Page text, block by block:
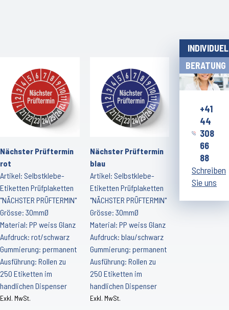
Nächster Prüftermin
rot
Artikel: Selbstklebe-
Etiketten Prüfplaketten
"NÄCHSTER PRÜFTERMIN"
Grösse: 30mmØ
Material: PP weiss Glanz
Aufdruck: rot/schwarz
Gummierung: permanent
Ausführung: Rollen zu
250 Etiketten im
handlichen Dispenser
Exkl. MwSt.
Nächster Prüftermin
blau
Artikel: Selbstklebe-
Etiketten Prüfplaketten
"NÄCHSTER PRÜFTERMIN"
Grösse: 30mmØ
Material: PP weiss Glanz
Aufdruck: blau/schwarz
Gummierung: permanent
Ausführung: Rollen zu
250 Etiketten im
handlichen Dispenser
Exkl. MwSt.
BERATUNG
+41
44
308
66
88
Schreiben
Sie uns